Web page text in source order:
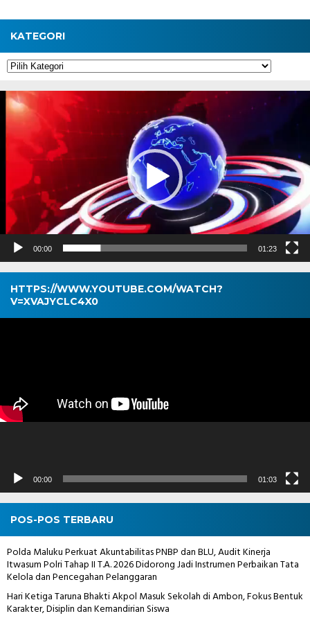
KATEGORI
Kategori
Pemutar
Video
00:00 01:23
HTTPS://WWW.YOUTUBE.COM/WATCH?
V=XVAJYCLC4X0
Pemutar
00:00 01:03
POS-POS TERBARU
Polda Maluku Perkuat Akuntabilitas PNBP dan BLU, Audit Kinerja
Itwasum Polri Tahap II T.A. 2026 Didorong Jadi Instrumen Perbaikan Tata
Kelola dan Pencegahan Pelanggaran
Hari Ketiga Taruna Bhakti Akpol Masuk Sekolah di Ambon, Fokus Bentuk
Karakter, Disiplin dan Kemandirian Siswa